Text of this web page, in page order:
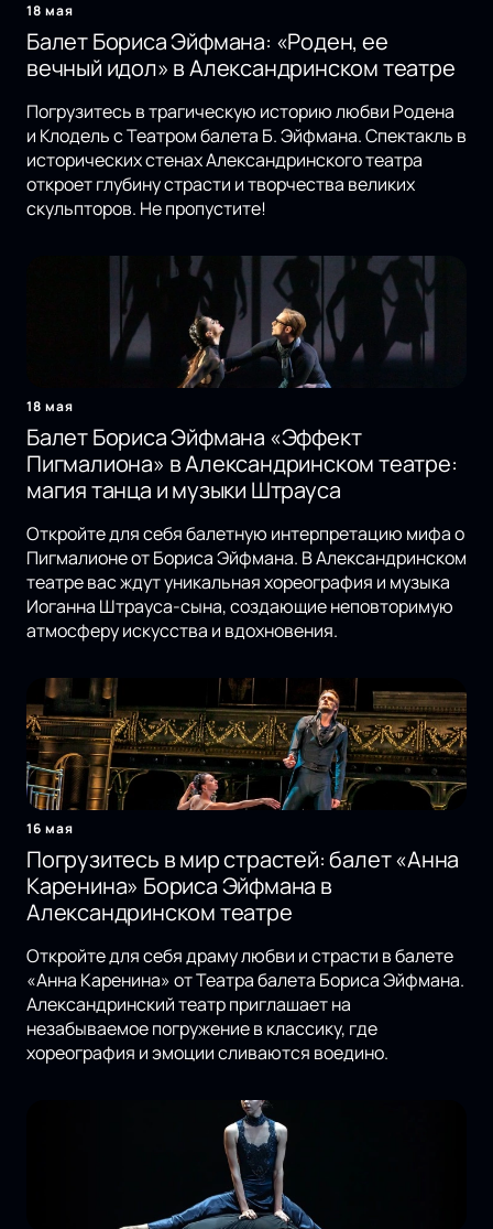
18 мая
Балет Бориса Эйфмана: «Роден, ее
вечный идол» в Александринском театре
Погрузитесь в трагическую историю любви Родена
и Клодель с Театром балета Б. Эйфмана. Спектакль в
исторических стенах Александринского театра
откроет глубину страсти и творчества великих
скульпторов. Не пропустите!
18 мая
Балет Бориса Эйфмана «Эффект
Пигмалиона» в Александринском театре:
магия танца и музыки Штрауса
Откройте для себя балетную интерпретацию мифа о
Пигмалионе от Бориса Эйфмана. В Александринском
театре вас ждут уникальная хореография и музыка
Иоганна Штрауса-сына, создающие неповторимую
атмосферу искусства и вдохновения.
16 мая
Погрузитесь в мир страстей: балет «Анна
Каренина» Бориса Эйфмана в
Александринском театре
Откройте для себя драму любви и страсти в балете
«Анна Каренина» от Театра балета Бориса Эйфмана.
Александринский театр приглашает на
незабываемое погружение в классику, где
хореография и эмоции сливаются воедино.